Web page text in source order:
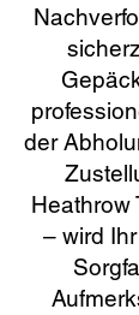
der
Heathrow
– wird